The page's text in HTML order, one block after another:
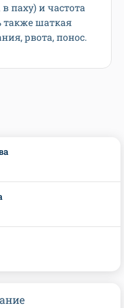
паху) и частота
также шаткая
рвота, понос.